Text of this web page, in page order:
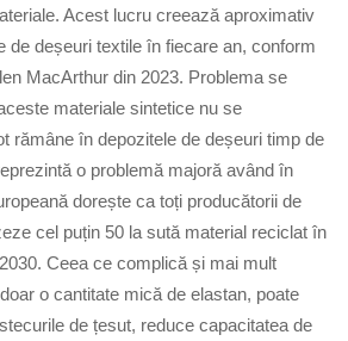
Acest lucru creează aproximativ
de deșeuri textile în fiecare an, conform
MacArthur din 2023. Problema se
materiale sintetice nu se
rămâne în depozitele de deșeuri timp de
o problemă majoră având în
dorește ca toți producătorii de
cel puțin 50 la sută material reciclat în
Ceea ce complică și mai mult
o cantitate mică de elastan, poate
de țesut, reduce capacitatea de